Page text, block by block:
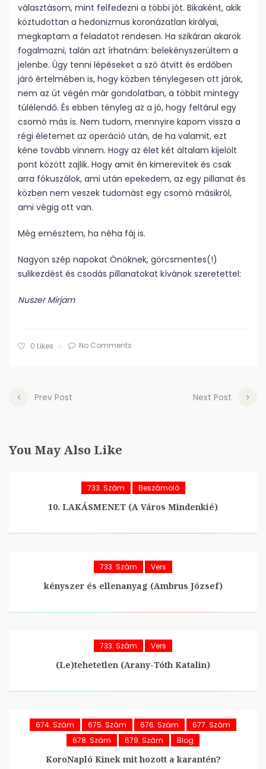
választásom, mint felfedezni a többi jót. Bikaként, akik
köztudottan a hedonizmus koronázatlan királyai,
megkaptam a feladatot rendesen. Ha szikáran akarok
fogalmazni, talán azt írhatnám: belekényszerültem a
jelenbe. Úgy tenni lépéseket a szó átvitt és erdőben
járó értelmében is, hogy közben ténylegesen ott járok,
nem az út végén már gondolatban, a többit mintegy
túlélendő. És ebben tényleg az a jó, hogy feltárul egy
csomó más is. Nem tudom, mennyire kapom vissza a
régi életemet az operáció után, de ha valamit, ezt
kéne tovább vinnem. Hogy az élet két általam kijelölt
pont között zajlik. Hogy amit én kimerevítek és csak
arra fókuszálok, ami után epekedem, az egy pillanat és
közben nem veszek tudomást egy csomó másikról,
ami végig ott van.
Még emésztem, ha néha fáj is.
Nagyon szép napokat Önöknek, görcsmentes(!)
sulikezdést és csodás pillanatokat kívánok szeretettel:
Nuszer Mirjam
0 Likes No Comments
Prev Post Next Post
You May Also Like
733. Szám Beszámoló
10. LAKÁSMENET (A Város Mindenkié)
733. Szám Vers
kényszer és ellenanyag (Ambrus József)
733. Szám Vers
(Le)tehetetlen (Arany-Tóth Katalin)
674. Szám 675. Szám 676. Szám
677. Szám
678. Szám
679. Szám Blog
KoroNapló Kinek mit hozott a karantén?